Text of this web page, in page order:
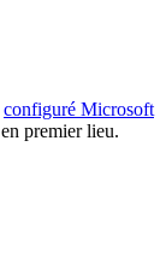
configuré Microsoft
en premier lieu.